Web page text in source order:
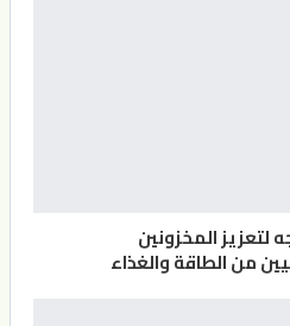
لتعزيز المخزونين
من الطاقة والغذاء